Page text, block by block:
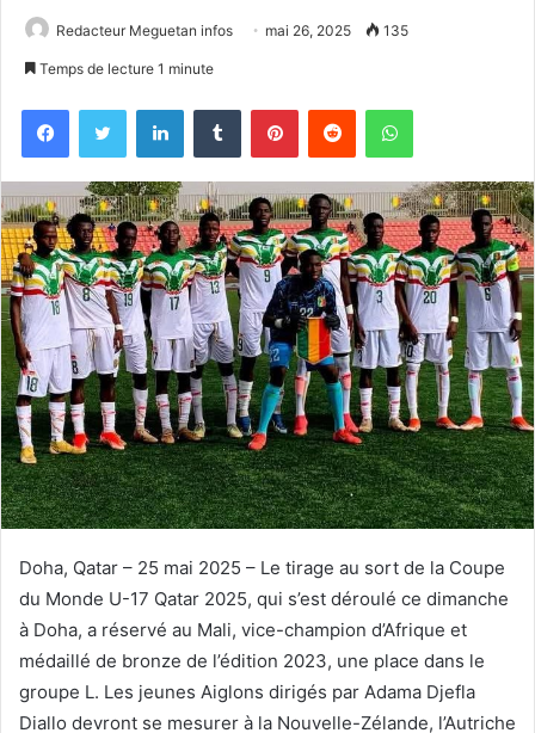
Redacteur Meguetan infos mai 26, 2025 135
Temps de lecture 1 minute
Doha, Qatar – 25 mai 2025 – Le tirage au sort de la Coupe
du Monde U-17 Qatar 2025, qui s’est déroulé ce dimanche
à Doha, a réservé au Mali, vice-champion d’Afrique et
médaillé de bronze de l’édition 2023, une place dans le
groupe L. Les jeunes Aiglons dirigés par Adama Djefla
Diallo devront se mesurer à la Nouvelle-Zélande, l’Autriche